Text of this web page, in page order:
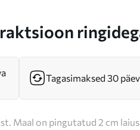
Tagasimaksed 30
Maal on pingutatud 2 cm